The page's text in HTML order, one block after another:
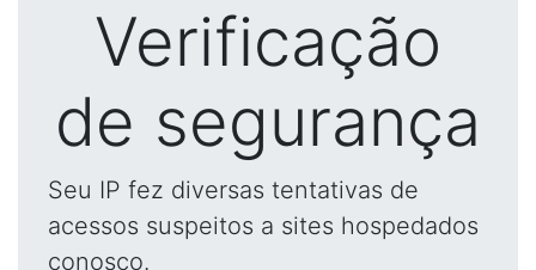
Verificação
de segurança
Seu IP fez diversas tentativas de
acessos suspeitos a sites hospedados
conosco.